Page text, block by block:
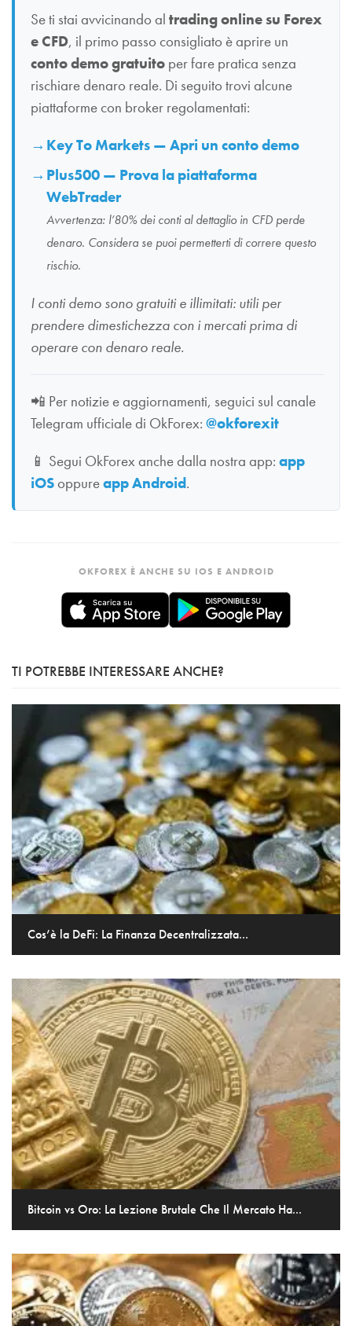
Se ti stai avvicinando al trading online su Forex
e CFD, il primo passo consigliato è aprire un
conto demo gratuito per fare pratica senza
rischiare denaro reale. Di seguito trovi alcune
piattaforme con broker regolamentati:
Key To Markets — Apri un conto demo
Plus500 — Prova la piattaforma
WebTrader
Avvertenza: l’80% dei conti al dettaglio in CFD perde
denaro. Considera se puoi permetterti di correre questo
rischio.
I conti demo sono gratuiti e illimitati: utili per
prendere dimestichezza con i mercati prima di
operare con denaro reale.
📲 Per notizie e aggiornamenti, seguici sul canale
Telegram ufficiale di OkForex: @okforexit
📱 Segui OkForex anche dalla nostra app: app
iOSoppureapp Android.
OKFOREX È ANCHE SU IOS E ANDROID
TI POTREBBE INTERESSARE ANCHE?
Cos’è la DeFi: La Finanza Decentralizzata...
Bitcoin vs Oro: La Lezione Brutale Che Il Mercato Ha...